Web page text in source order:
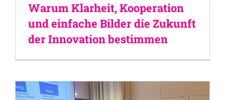
Warum Klarheit, Kooperation
und einfache Bilder die Zukunft
der Innovation bestimmen